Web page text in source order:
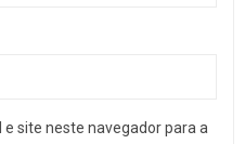
site neste navegador para a